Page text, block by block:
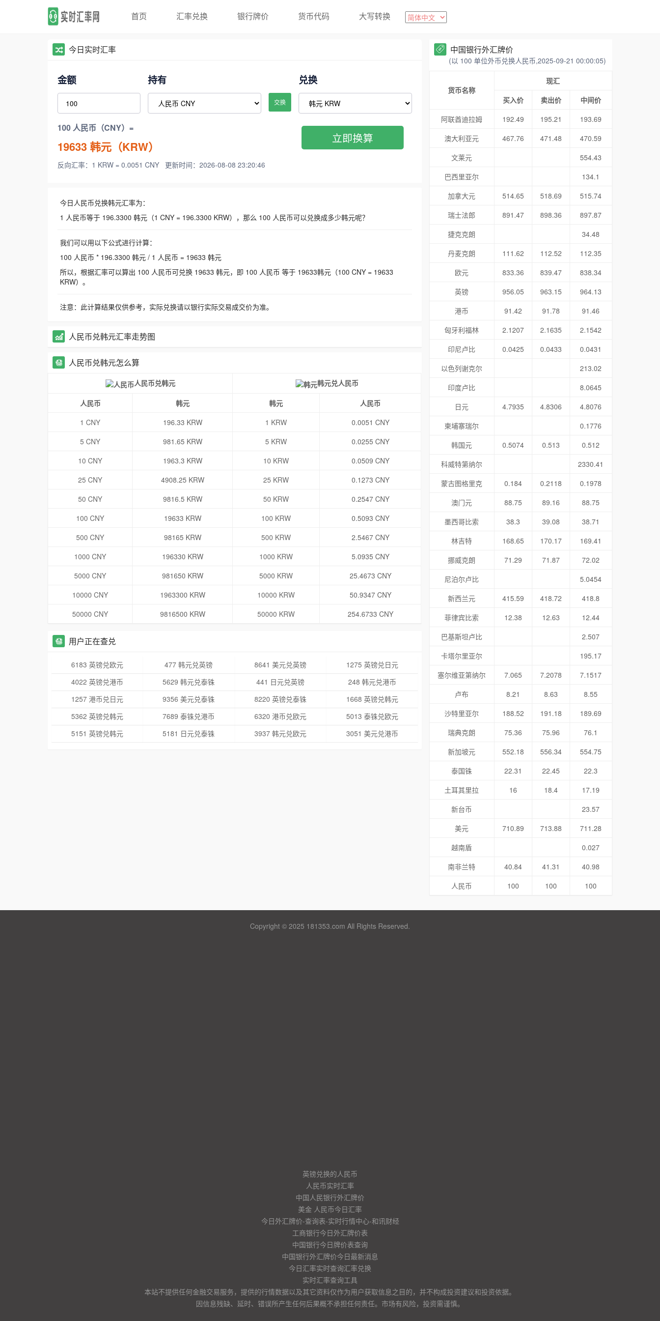
首页 汇率兑换 银行牌价 货币代码 大写转换
今日实时汇率
金额 持有
交换
兑换
100 人民币（CNY）=
19633韩元（KRW）
反向汇率：1 KRW = 0.0051 CNY 更新时间：2026-08-08 23:20:46
立即换算
今日人民币兑换韩元汇率为：
1 人民币等于 196.3300 韩元（1 CNY = 196.3300 KRW），那么 100 人民币可以兑换成多少韩元呢？
我们可以用以下公式进行计算：
100 人民币 * 196.3300 韩元 / 1 人民币 = 19633 韩元
所以，根据汇率可以算出 100 人民币可兑换 19633 韩元，即 100 人民币 等于 19633韩元（100 CNY = 19633
KRW）。
注意：此计算结果仅供参考，实际兑换请以银行实际交易成交价为准。
人民币兑韩元汇率走势图
人民币兑韩元怎么算
人民币兑韩元 韩元兑人民币
人民币 韩元 韩元
人民币
1 CNY
196.33 KRW 1 KRW
0.0051 CNY
5 CNY
981.65 KRW 5 KRW
0.0255 CNY
10 CNY
1963.3 KRW 10 KRW
0.0509 CNY
25 CNY
4908.25 KRW 25 KRW
0.1273 CNY
50 CNY
9816.5 KRW 50 KRW
0.2547 CNY
100 CNY
19633 KRW 100 KRW
0.5093 CNY
500 CNY
98165 KRW 500 KRW
2.5467 CNY
1000 CNY
196330 KRW 1000 KRW
5.0935 CNY
5000 CNY
981650 KRW 5000 KRW
25.4673 CNY
10000 CNY
1963300 KRW 10000 KRW
50.9347 CNY
50000 CNY
9816500 KRW 50000 KRW 254.6733 CNY
用户正在查兑
6183 英镑兑欧元 477 韩元兑英镑 8641 美元兑英镑
1275 英镑兑日元
4022 英镑兑港币
5629 韩元兑泰铢 441 日元兑英镑
248 韩元兑港币
1257 港币兑日元
9356 美元兑泰铢 8220 英镑兑泰铢
1668 英镑兑韩元
5362 英镑兑韩元
7689 泰铢兑港币 6320 港币兑欧元
5013 泰铢兑欧元
5151 英镑兑韩元
5181 日元兑泰铢 3937 韩元兑欧元 3051 美元兑港币
中国银行外汇牌价
(以 100 单位外币兑换人民币,2025-09-21 00:00:05)
货币名称
现汇
买入价
卖出价
中间价
阿联酋迪拉姆
192.49 195.21
193.69
澳大利亚元
467.76 471.48
470.59
文莱元
554.43
巴西里亚尔
134.1
加拿大元
514.65 518.69
515.74
瑞士法郎
891.47 898.36
897.87
捷克克朗
34.48
丹麦克朗
111.62 112.52
112.35
欧元
833.36 839.47
838.34
英镑
956.05 963.15
964.13
港币
91.42 91.78
91.46
匈牙利福林
2.1207 2.1635
2.1542
印尼卢比
0.0425 0.0433
0.0431
以色列谢克尔
213.02
印度卢比
8.0645
日元
4.7935 4.8306
4.8076
柬埔寨瑞尔
0.1776
韩国元
0.5074 0.513
0.512
科威特第纳尔
2330.41
蒙古图格里克
0.184 0.2118
0.1978
澳门元
88.75 89.16
88.75
墨西哥比索
38.3 39.08
38.71
林吉特
168.65 170.17
169.41
挪威克朗
71.29 71.87
72.02
尼泊尔卢比
5.0454
新西兰元
415.59 418.72
418.8
菲律宾比索
12.38 12.63
12.44
巴基斯坦卢比
2.507
卡塔尔里亚尔
195.17
塞尔维亚第纳尔
7.065 7.2078
7.1517
卢布
8.21 8.63
8.55
沙特里亚尔
188.52 191.18
189.69
瑞典克朗
75.36 75.96
76.1
新加坡元
552.18 556.34
554.75
泰国铢
22.31 22.45
22.3
土耳其里拉
16 18.4
17.19
新台币
23.57
美元
710.89 713.88
711.28
越南盾
0.027
南非兰特
40.84 41.31
40.98
人民币
100 100 100
Copyright © 2025 181353.com All Rights Reserved.
英镑兑换的人民币
人民币实时汇率
中国人民银行外汇牌价
美金 人民币今日汇率
今日外汇牌价-查询表-实时行情中心-和讯财经
工商银行今日外汇牌价表
中国银行今日牌价表查询
中国银行外汇牌价今日最新消息
今日汇率实时查询汇率兑换
实时汇率查询工具
本站不提供任何金融交易服务，提供的行情数据以及其它资料仅作为用户获取信息之目的，并不构成投资建议和投资依据。
因信息残缺、延时、错误所产生任何后果概不承担任何责任。市场有风险，投资需谨慎。